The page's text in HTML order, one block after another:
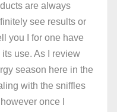
are always
see results or
you I for one have
use. As I review
season here in the
with the sniffles
once I